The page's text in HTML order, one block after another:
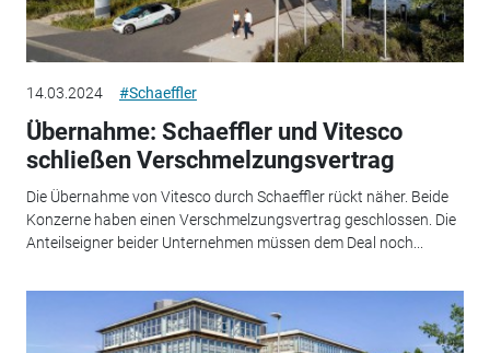
14.03.2024 #Schaeffler
Übernahme: Schaeffler und Vitesco
schließen Verschmelzungsvertrag
Die Übernahme von Vitesco durch Schaeffler rückt näher. Beide
Konzerne haben einen Verschmelzungsvertrag geschlossen. Die
Anteilseigner beider Unternehmen müssen dem Deal noch...